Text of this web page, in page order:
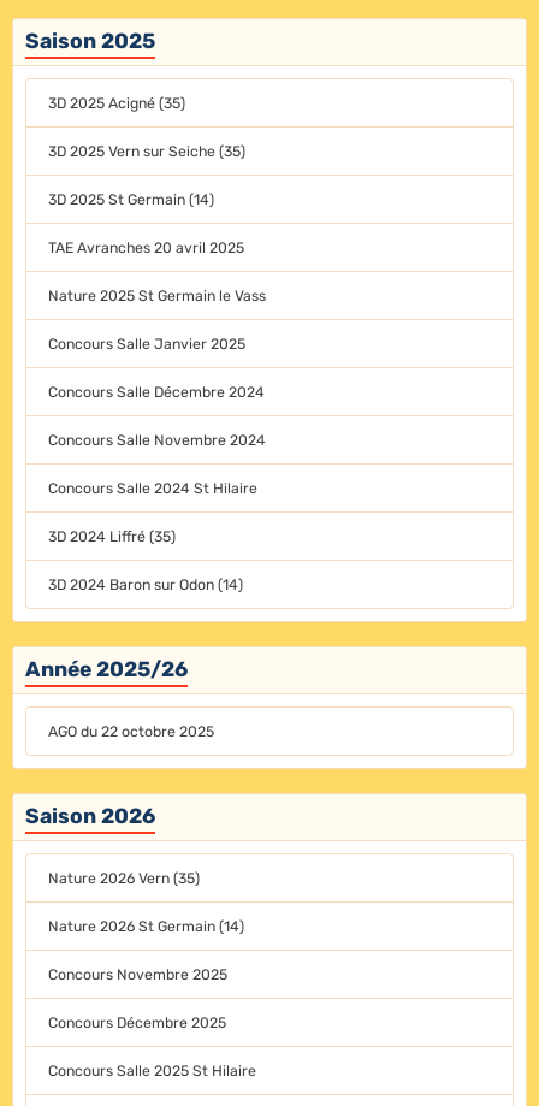
Saison 2025
3D 2025 Acigné (35)
3D 2025 Vern sur Seiche (35)
3D 2025 St Germain (14)
TAE Avranches 20 avril 2025
Nature 2025 St Germain le Vass
Concours Salle Janvier 2025
Concours Salle Décembre 2024
Concours Salle Novembre 2024
Concours Salle 2024 St Hilaire
3D 2024 Liffré (35)
3D 2024 Baron sur Odon (14)
Année 2025/26
AGO du 22 octobre 2025
Saison 2026
Nature 2026 Vern (35)
Nature 2026 St Germain (14)
Concours Novembre 2025
Concours Décembre 2025
Concours Salle 2025 St Hilaire